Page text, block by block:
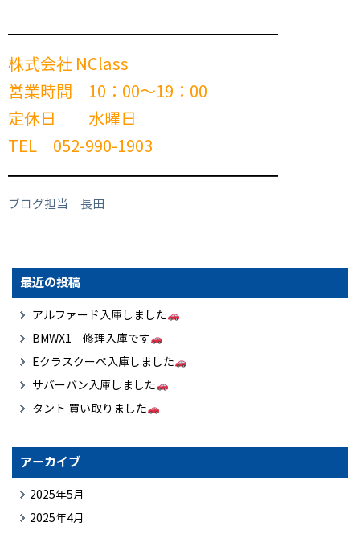
━━━━━━━━━━━━━━━━━━━━━━━━
株式会社 NClass
営業時間 10：00～19：00
定休日 水曜日
TEL 052-990-1903
━━━━━━━━━━━━━━━━━━━━━━━━
ブログ担当 長田
最近の投稿
アルファード入庫しました
BMWX1 修理入庫です
Eクラスクーペ入庫しました
サバーバン入庫しました
タント 買い取りました
アーカイブ
2025年5月
2025年4月